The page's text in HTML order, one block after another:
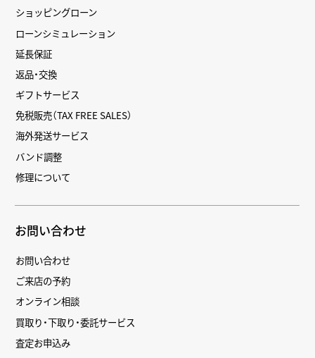
ショッピングローン
ローンシミュレーション
延長保証
返品・交換
ギフトサービス
免税販売（TAX FREE SALES）
海外発送サービス
バンド調整
修理について
お問い合わせ
お問い合わせ
ご来店の予約
オンライン相談
買取り・下取り・委託サービス
査定お申込み